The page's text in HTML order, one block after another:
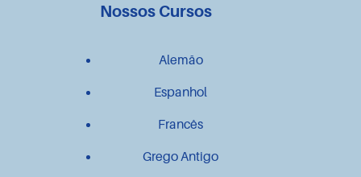
Nossos Cursos
Alemão
Espanhol
Francês
Grego Antigo